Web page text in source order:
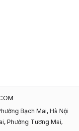
Bạch Mai, Hà Nội
Phường Tương Mai,